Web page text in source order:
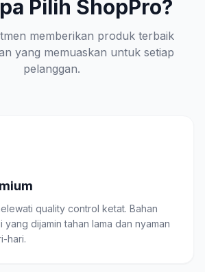
Pilih ShopPro?
memberikan produk terbaik
yang memuaskan untuk setiap
pelanggan.
quality control ketat. Bahan
dijamin tahan lama dan nyaman
hari.